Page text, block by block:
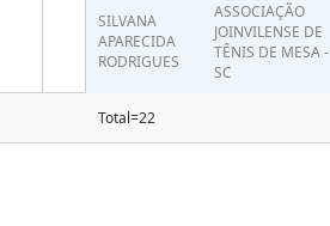
SILVANA
APARECIDA
RODRIGUES
ASSOCIAÇÃO
JOINVILENSE DE
TÊNIS DE MESA -
SC
Total=22